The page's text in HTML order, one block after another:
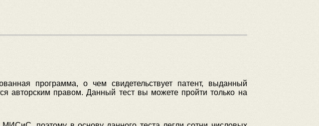
программа, о чем свидетельствует патент, выданный
авторским правом. Данный тест вы можете пройти только на